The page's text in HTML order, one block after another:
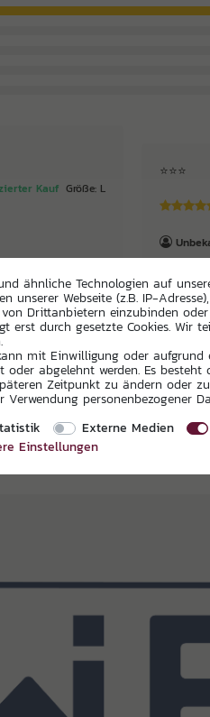
Kauf Größe: L
⭐️⭐️⭐️
ähnliche Technologien auf
unserer Webseite (z.B. IP-
Drittanbietern einzubinden
erst durch gesetzte Cookies. Wir
mit Einwilligung oder aufgrund
abgelehnt werden. Es
Zeitpunkt zu ändern oder
Verwendung personenbezogener
Externe Medien
Einstellungen